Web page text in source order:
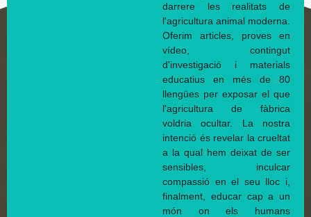
darrere les realitats de
l'agricultura animal moderna.
Oferim articles, proves en
vídeo, contingut
d'investigació i materials
educatius en més de 80
llengües per exposar el que
l'agricultura de fàbrica
voldria ocultar. La nostra
intenció és revelar la crueltat
a la qual hem deixat de ser
sensibles, inculcar
compassió en el seu lloc i,
finalment, educar cap a un
món on els humans